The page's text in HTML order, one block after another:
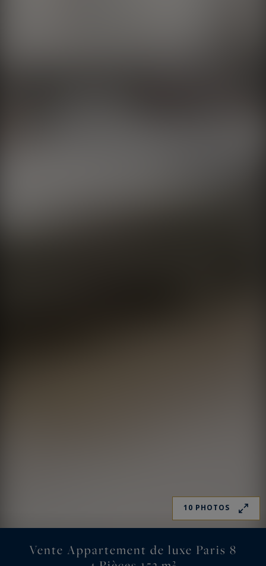
10 PHOTOS
Vente Appartement de luxe Paris 8